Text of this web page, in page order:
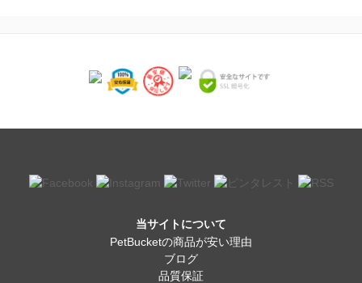
当サイトについて
PetBucketの商品が安い理由
ブログ
品質保証